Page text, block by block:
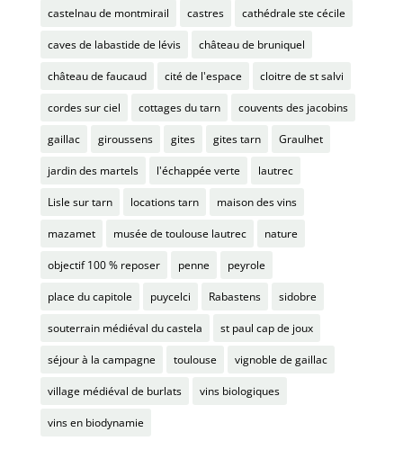
castelnau de montmirail castres cathédrale ste cécile
caves de labastide de lévis château de bruniquel
château de faucaud cité de l'espace cloitre de st salvi
cordes sur ciel cottages du tarn couvents des jacobins
gaillac giroussens gites gites tarn Graulhet
jardin des martels l'échappée verte lautrec
Lisle sur tarn locations tarn maison des vins
mazamet musée de toulouse lautrec nature
objectif 100 % reposer penne peyrole
place du capitole puycelci Rabastens sidobre
souterrain médiéval du castela st paul cap de joux
séjour à la campagne toulouse vignoble de gaillac
village médiéval de burlats vins biologiques
vins en biodynamie